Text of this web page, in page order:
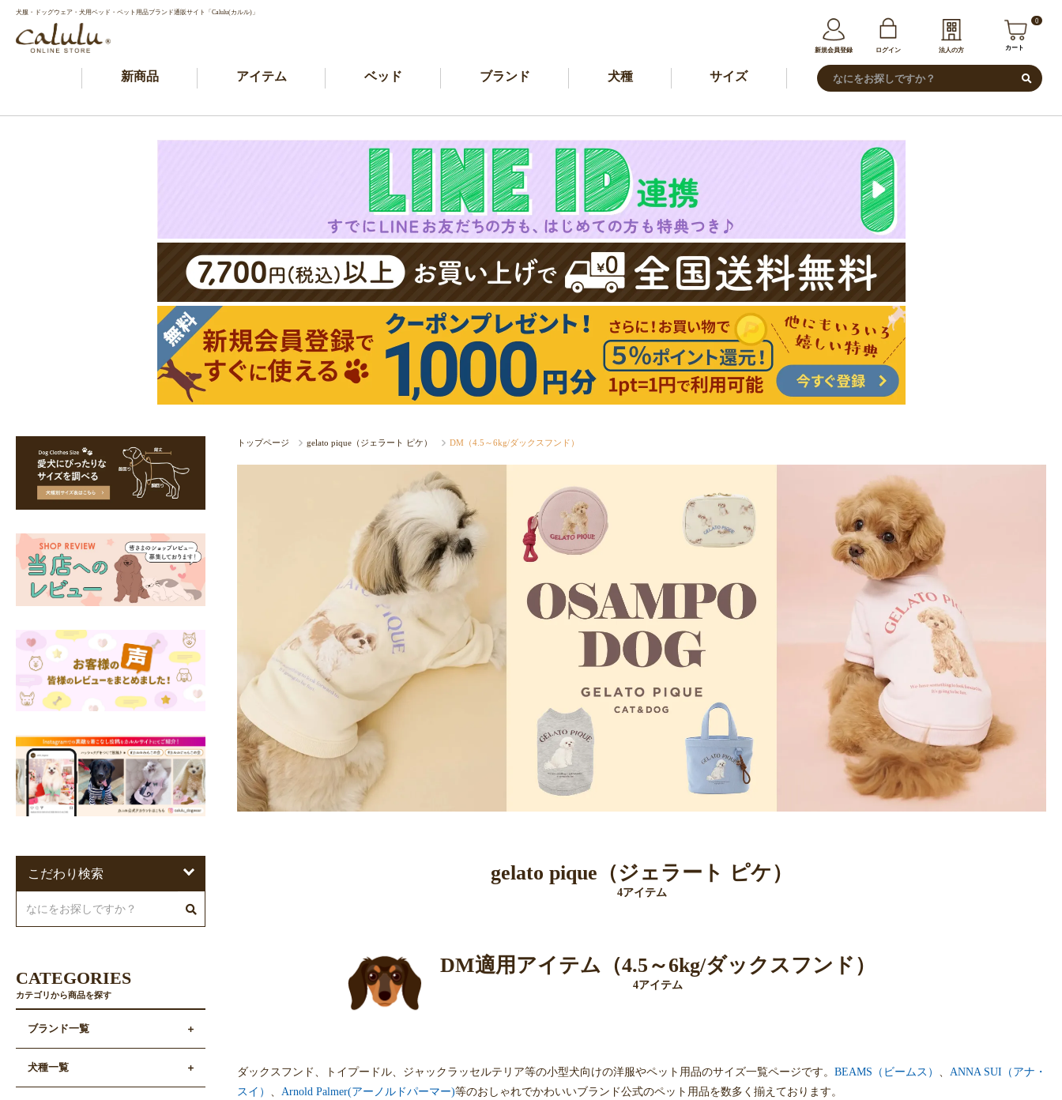
犬服・ドッグウェア・犬用ベッド・ペット用品ブランド通販サイト「Calulu(カルル)」
新規会員登録 ログイン 法人の方
0
カート
新商品 アイテム ベッド ブランド 犬種 サイズ
トップページ gelato pique（ジェラート ピケ） DM（4.5～6kg/ダックスフンド）
gelato pique（ジェラート ピケ）
4アイテム
DM適用アイテム（4.5～6kg/ダックスフンド）
4アイテム
ダックスフンド、トイプードル、ジャックラッセルテリア等の小型犬向けの洋服やペット用品のサイズ一覧ページです。 BEAMS（ビームス）
ANNA SUI（アナ・
スイ）
Arnold Palmer(アーノルドパーマー)等のおしゃれでかわいいブランド公式のペット用品を数多く揃えております。
こだわり検索
CATEGORIES
カテゴリから商品を探す
ブランド一覧
犬種一覧